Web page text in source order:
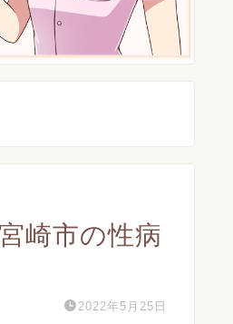
崎市の性病
2022年5月25日